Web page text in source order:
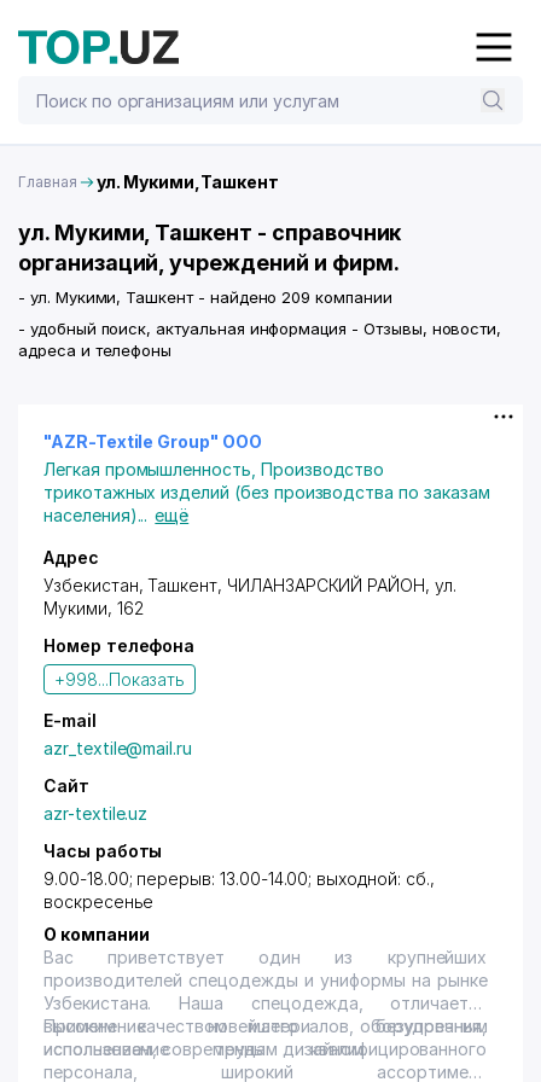
Главная ул. Мукими,Ташкент
ул. Мукими, Ташкент - справочник
организаций, учреждений и фирм.
- ул. Мукими, Ташкент - найдено 209 компании
- удобный поиск, актуальная информация - Отзывы, новости,
адреса и телефоны
"AZR-Textile Group" ООО
Легкая промышленность Производство
трикотажных изделий (без производства по заказам
населения)... ещё
Адрес
Узбекистан,Ташкент, ЧИЛАНЗАРСКИЙ РАЙОН, ул.
Мукими, 162
Номер телефона
+998...Показать
E-mail
azr_textile@mail.ru
Сайт
azr-textile.uz
Часы работы
9.00-18.00; перерыв: 13.00-14.00; выходной: сб.,
воскресенье
О компании
Вас приветствует один из крупнейших
производителей спецодежды и униформы на рынке
Узбекистана. Наша спецодежда, отличается
высоким качеством материалов, безупречным
исполнением, современным дизайном.
Применение новейшего оборудования,
использование труда квалифицированного
персонала, широкий ассортимент